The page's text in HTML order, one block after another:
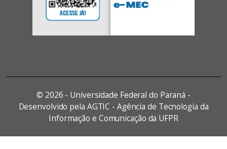
© 2026 - Universidade Federal do Paraná -
Desenvolvido pela AGTIC - Agência de Tecnologia da
Informação e Comunicação da UFPR